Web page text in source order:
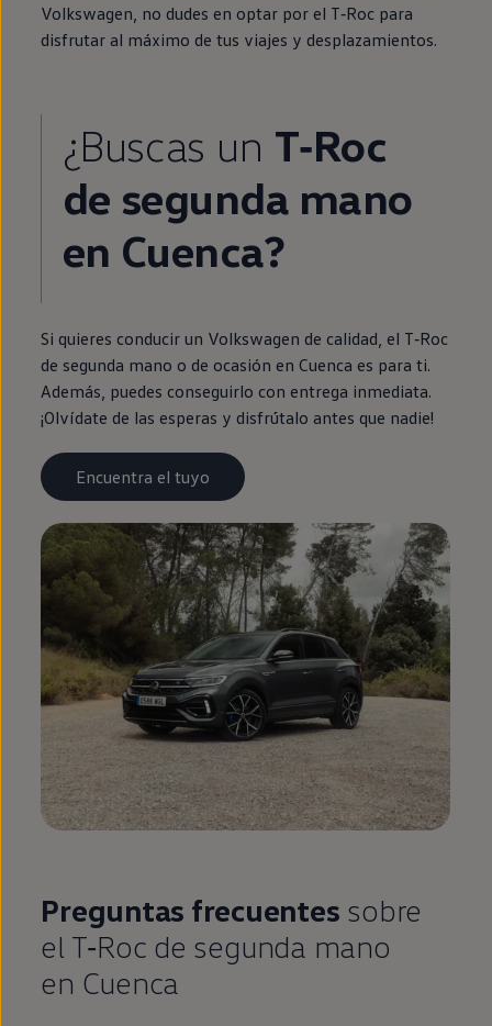
Volkswagen, no dudes en optar por el T‑Roc para
disfrutar al máximo de tus viajes y desplazamientos.
¿Buscas un T‑Roc
de segunda mano
en Cuenca?
Si quieres conducir un Volkswagen de calidad, el T‑Roc
de segunda mano o de ocasión en Cuenca es para ti.
Además, puedes conseguirlo con entrega inmediata.
¡Olvídate de las esperas y disfrútalo antes que nadie!
Encuentra el tuyo
Preguntas frecuentes sobre
el T‑Roc de segunda mano
en Cuenca